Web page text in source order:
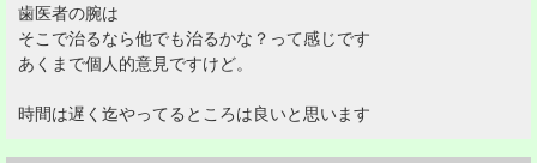
歯医者の腕は
そこで治るなら他でも治るかな？って感じです
あくまで個人的意見ですけど。
時間は遅く迄やってるところは良いと思います